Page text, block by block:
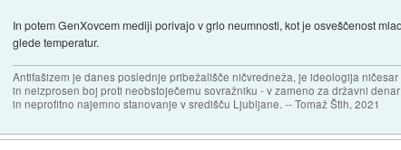
In potem GenXovcem mediji porivajo v grlo neumnosti, kot je osveščenost
glede temperatur.
Antifašizem je danes poslednje pribežališče ničvredneža, je ideologija ničesar
in neizprosen boj proti neobstoječemu sovražniku - v zameno za državni denar
in neprofitno najemno stanovanje v središču Ljubljane. -- Tomaž Štih, 2021